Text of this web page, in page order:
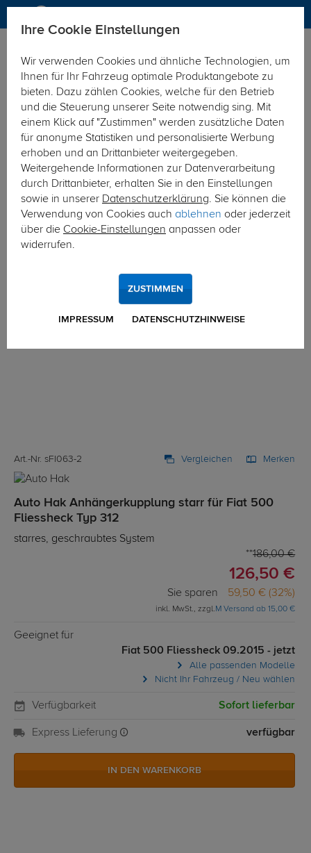
Hier geht's zur Fahrzeugübersicht: Fiat 500 Fliessheck
Art.-Nr. sFI063-2 Vergleichen Merken
Auto Hak Anhängerkupplung starr für Fiat 500
Fliessheck Typ 312
starres, geschraubtes System
186,00 €
126,50 €
Sie sparen 59,50 € (32%)
inkl. MwSt., zzgl.M Versand ab 15,00 €
Geeignet für
Fiat 500 Fliessheck 09.2015 - jetzt
Alle passenden Modelle
Nicht Ihr Fahrzeug / Neu wählen
Verfügbarkeit Sofort lieferbar
Express Lieferung verfügbar
IN DEN WARENKORB
Ihre Cookie Einstellungen
Wir verwenden Cookies und ähnliche Technologien, um
Ihnen für Ihr Fahrzeug optimale Produktangebote zu
bieten. Dazu zählen Cookies, welche für den Betrieb
und die Steuerung unserer Seite notwendig sing. Mit
einem Klick auf "Zustimmen" werden zusätzliche Daten
für anonyme Statistiken und personalisierte Werbung
erhoben und an Drittanbieter weitergegeben.
Weitergehende Informationen zur Datenverarbeitung
durch Drittanbieter, erhalten Sie in den Einstellungen
sowie in unserer Datenschutzerklärung. Sie können die
Verwendung von Cookies auch ablehnen oder jederzeit
über die Cookie-Einstellungen anpassen oder
widerrufen.
IMPRESSUM DATENSCHUTZHINWEISE
ZUSTIMMEN